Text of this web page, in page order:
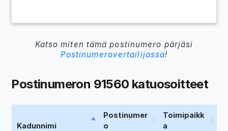
Katso miten tämä postinumero pärjäsi
Postinumerovertailijassa!
Postinumeron 91560 katuosoitteet
Kadunnimi
Postinumer
o
Toimipaikk
a